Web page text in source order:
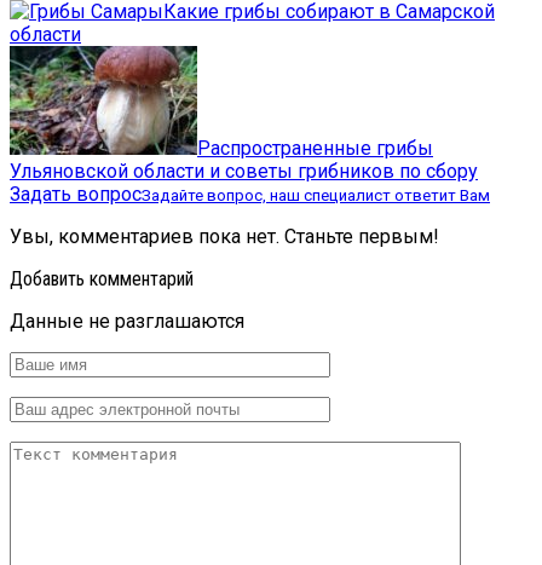
Какие грибы собирают в Самарской
области
Распространенные грибы
Ульяновской области и советы грибников по сбору
Задать вопросЗадайте вопрос, наш специалист ответит Вам
Увы, комментариев пока нет. Станьте первым!
Добавить комментарий
Данные не разглашаются